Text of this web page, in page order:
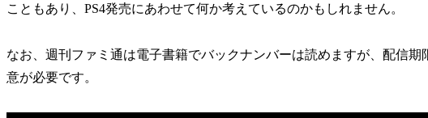
こともあり、PS4発売にあわせて何か考えているのかもしれません。
なお、週刊ファミ通は電子書籍でバックナンバーは読めますが、配信
意が必要です。